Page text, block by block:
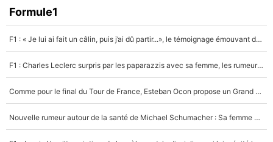
Faris Moumbagna
5%
Un autre joueur
5%
Formule1
F1 : « Je lui ai fait un câlin, puis j’ai dû partir...», le témoignage émouvant de Max Verstappen sur sa fille
F1 : Charles Leclerc surpris par les paparazzis avec sa femme, les rumeurs étaient vraies !
Comme pour le final du Tour de France, Esteban Ocon propose un Grand Prix de Formule 1 à Paris : «Autour de l’Arc de Triomphe, ce serait génial» !
Nouvelle rumeur autour de la santé de Michael Schumacher : Sa femme Corinna sort du silence